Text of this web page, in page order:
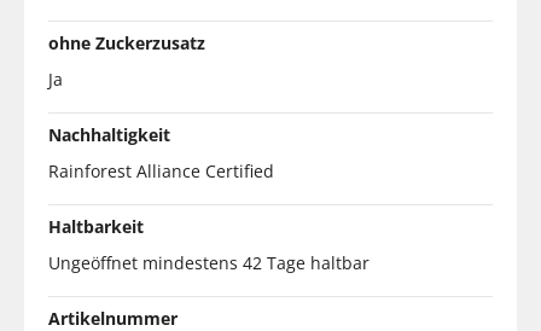
ohne Zuckerzusatz
Ja
Nachhaltigkeit
Rainforest Alliance Certified
Haltbarkeit
Ungeöffnet mindestens 42 Tage haltbar
Artikelnummer